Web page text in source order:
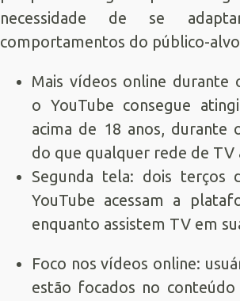
necessidade de se
comportamentos do público-
Mais vídeos online durante
o YouTube consegue
acima de 18 anos, durante
do que qualquer rede de TV
Segunda tela: dois terços
YouTube acessam a
enquanto assistem TV em
Foco nos vídeos online:
estão focados no